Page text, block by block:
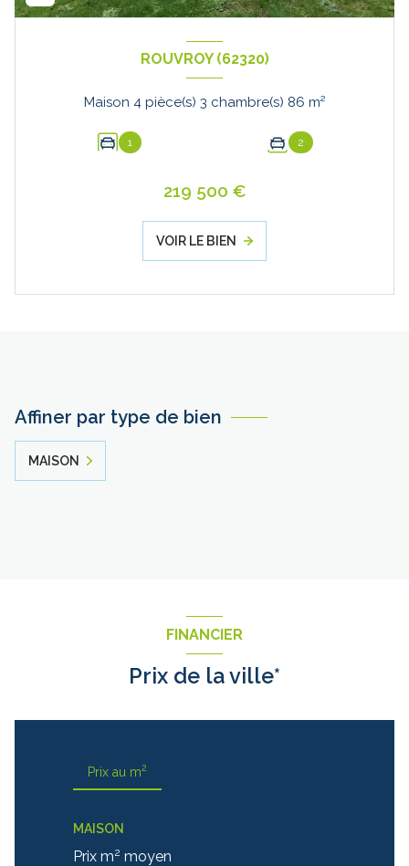
ROUVROY (62320)
Maison 4 pièce(s) 3 chambre(s) 86 m²
1 2
219 500 €
VOIR LE BIEN
Affiner par type de bien
MAISON
FINANCIER
Prix de la ville*
Prix au m2
MAISON
Prix m2 moyen